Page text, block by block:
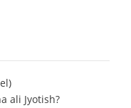
ali Jyotish?